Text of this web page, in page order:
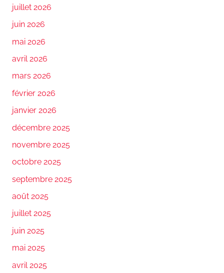
juillet 2026
juin 2026
mai 2026
avril 2026
mars 2026
février 2026
janvier 2026
décembre 2025
novembre 2025
octobre 2025
septembre 2025
août 2025
juillet 2025
juin 2025
mai 2025
avril 2025